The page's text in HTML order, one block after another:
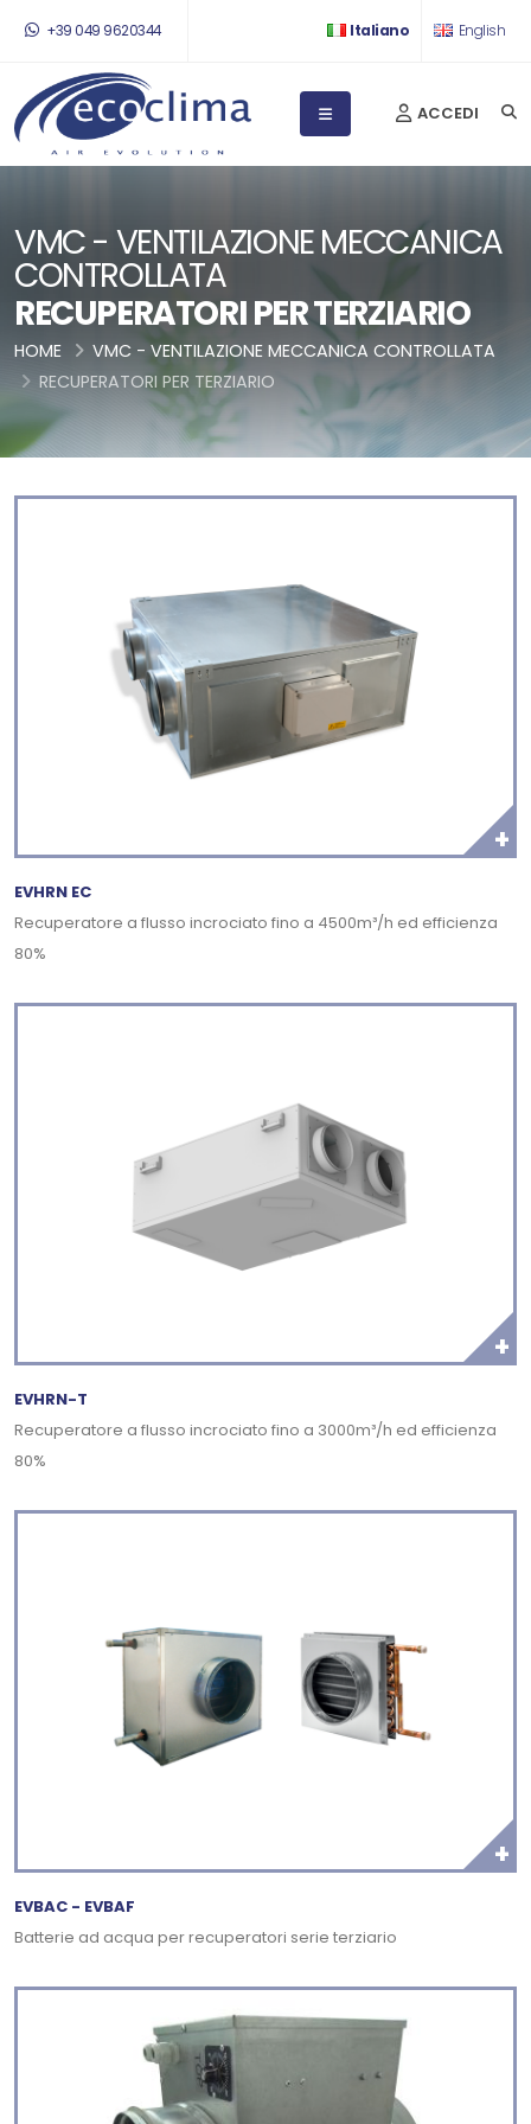
+39 049 9620344 Italiano English
ACCEDI
VMC - VENTILAZIONE MECCANICA
CONTROLLATA
RECUPERATORI PER TERZIARIO
HOME
VMC - VENTILAZIONE MECCANICA CONTROLLATA
RECUPERATORI PER TERZIARIO
+
EVHRN EC
Recuperatore a flusso incrociato fino a 4500m³/h ed efficienza
80%
+
EVHRN-T
Recuperatore a flusso incrociato fino a 3000m³/h ed efficienza
80%
+
EVBAC - EVBAF
Batterie ad acqua per recuperatori serie terziario